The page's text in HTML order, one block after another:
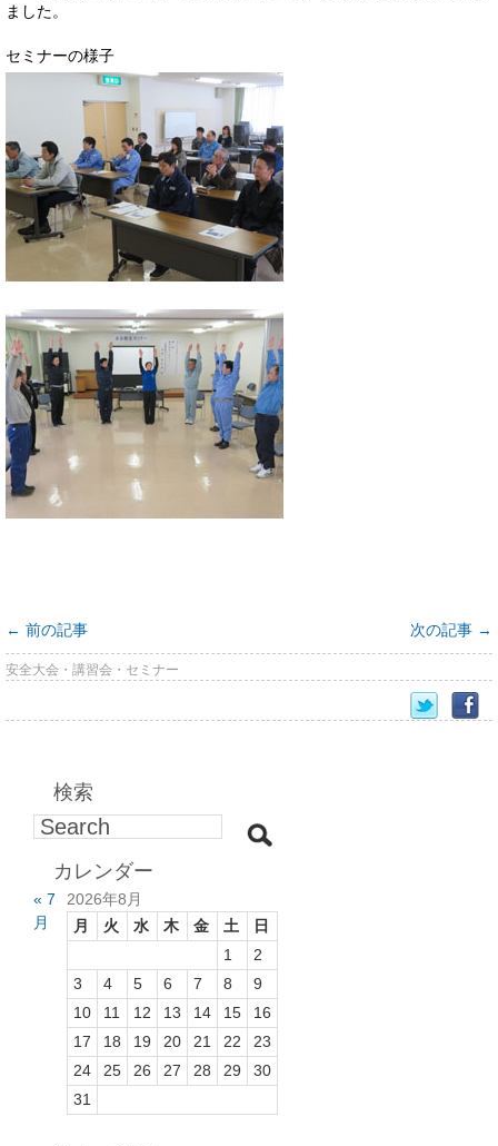
ました。
セミナーの様子
← 前の記事 次の記事 →
安全大会・講習会・セミナー
検索
カレンダー
2026年8月
月
火 水 木 金 土
日
1
2
3
4 5 6 7 8
9
10
11 12 13 14 15
16
17
18 19 20 21 22
23
24
25 26 27 28 29
30
31
« 7
月